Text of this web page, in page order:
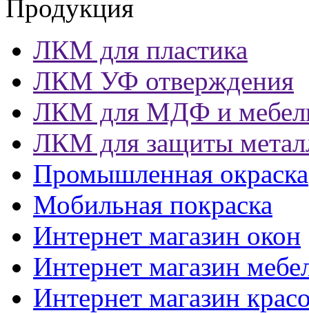
Продукция
ЛКМ для пластика
ЛКМ УФ отверждения
ЛКМ для МДФ и
ЛКМ для защиты
Промышленная окраска
Мобильная покраска
Интернет магазин окон
Интернет магазин
Интернет магазин